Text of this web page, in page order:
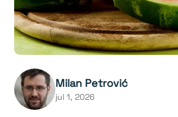
Milan Petrović
jul 1, 2026